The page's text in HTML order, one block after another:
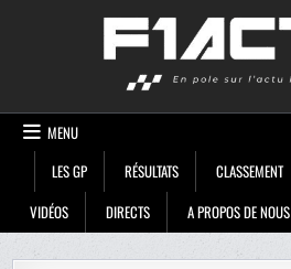
MENU
LES GP
RÉSULTATS CLASSEMENT
VIDÉOS
DIRECTS A PROPOS DE NOUS